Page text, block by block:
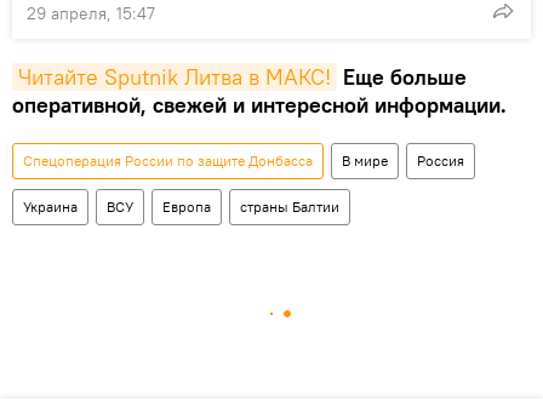
29 апреля, 15:47
Читайте Sputnik Литва в MAКС! Еще больше
оперативной, свежей и интересной информации.
Спецоперация России по защите Донбасса В мире Россия
Украина ВСУ Европа страны Балтии